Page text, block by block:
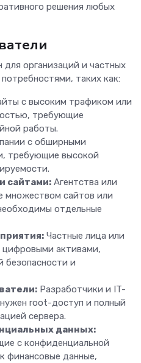
решения любых
для организаций и частных
таких как:
с высоким трафиком или
требующие
работы.
с обширными
требующие высокой
сайтами: Агентства или
множеством сайтов или
отдельные
Частные лица или
цифровыми активами,
и
Разработчики и IT-
root-доступ и полный
сервера.
данных:
с конфиденциальной
финансовые данные,